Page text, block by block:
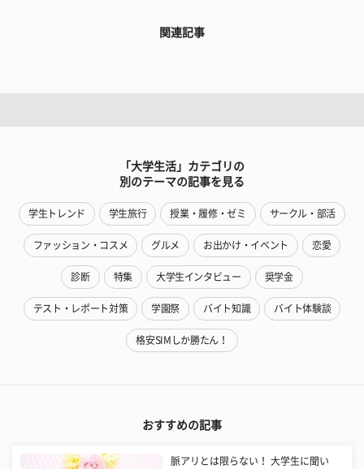
関連記事
「大学生活」カテゴリの
別のテーマの記事を見る
学生トレンド 学生旅行 授業・履修・ゼミ サークル・部活
ファッション・コスメ グルメ お出かけ・イベント 恋愛
診断 特集 大学生インタビュー 奨学金
テスト・レポート対策 学園祭 バイト知識 バイト体験談
格安SIMしか勝たん！
おすすめの記事
脈アリとは限らない！ 大学生に聞い